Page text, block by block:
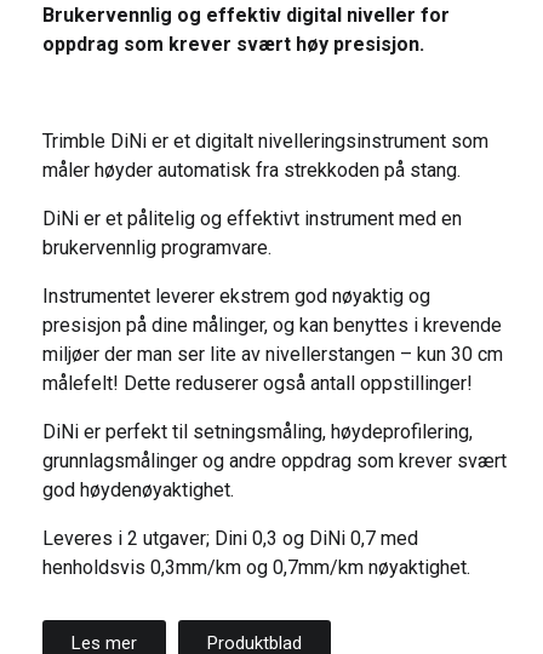
Brukervennlig og effektiv digital niveller for
oppdrag som krever svært høy presisjon.
Trimble DiNi er et digitalt nivelleringsinstrument som
måler høyder automatisk fra strekkoden på stang.
DiNi er et pålitelig og effektivt instrument med en
brukervennlig programvare.
Instrumentet leverer ekstrem god nøyaktig og
presisjon på dine målinger, og kan benyttes i krevende
miljøer der man ser lite av nivellerstangen – kun 30 cm
målefelt! Dette reduserer også antall oppstillinger!
DiNi er perfekt til setningsmåling, høydeprofilering,
grunnlagsmålinger og andre oppdrag som krever svært
god høydenøyaktighet.
Leveres i 2 utgaver; Dini 0,3 og DiNi 0,7 med
henholdsvis 0,3mm/km og 0,7mm/km nøyaktighet.
Les mer Produktblad